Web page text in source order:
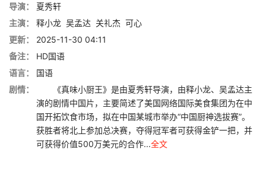
导演：
夏秀轩
主演：
释小龙 吴孟达 关礼杰 可心
更新：
2025-11-30 04:11
备注：
HD国语
语言：
国语
剧情：
《真味小厨王》是由夏秀轩导演，由释小龙、吴孟达主
演的剧情中国片，主要简述了美国网络国际美食集团为在中
国开拓饮食市场，拟在中国某城市举办“中国厨神选拔赛”。
获胜者将北上参加总决赛，夺得冠军者可获得金铲一把，并
可获得价值500万美元的合作...全文